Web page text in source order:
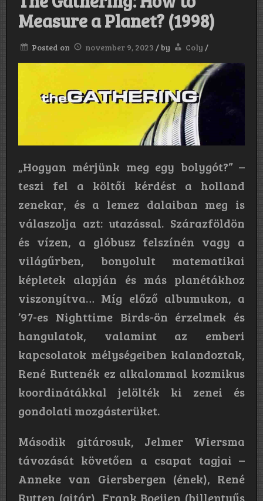
Measure a Planet? (1998)
Posted on november 9, 2023 /by Coly /
„Hogyan mérjünk meg egy bolygót?” –
teszi fel a költői kérdést a holland
zenekar, és a lemez dalaiban meg is
válaszolja azt: utazással. Szárazföldön
és vízen, a glóbusz felszínén vagy a
világűrben, bonyolult matematikai
képletek alapján és más planétákhoz
viszonyítva… Míg előző albumukon, a
’97-es Nighttime Birds-ön érzelmek és
hangulatok, valamint az emberi
kapcsolatok mélységeiben kalandoztak,
René Ruttenék ez alkalommal kozmikus
koordinátákkal jelölték ki zenei és
gondolati mozgásterüket.
Második gitárosuk, Jelmer Wiersma
távozását követően a csapat tagjai –
Anneke van Giersbergen (ének), René
Rutten (gitár), Frank Boeijen (billentyűs